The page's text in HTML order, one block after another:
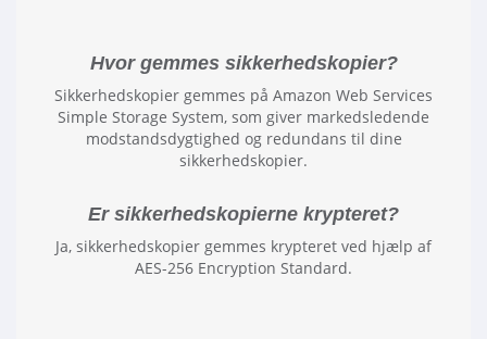
Hvor gemmes sikkerhedskopier?
Sikkerhedskopier gemmes på Amazon Web Services
Simple Storage System, som giver markedsledende
modstandsdygtighed og redundans til dine
sikkerhedskopier.
Er sikkerhedskopierne krypteret?
Ja, sikkerhedskopier gemmes krypteret ved hjælp af
AES-256 Encryption Standard.